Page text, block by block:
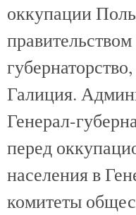
оккупации
Галиция.
Генерал-
перед
населения в
комитеты